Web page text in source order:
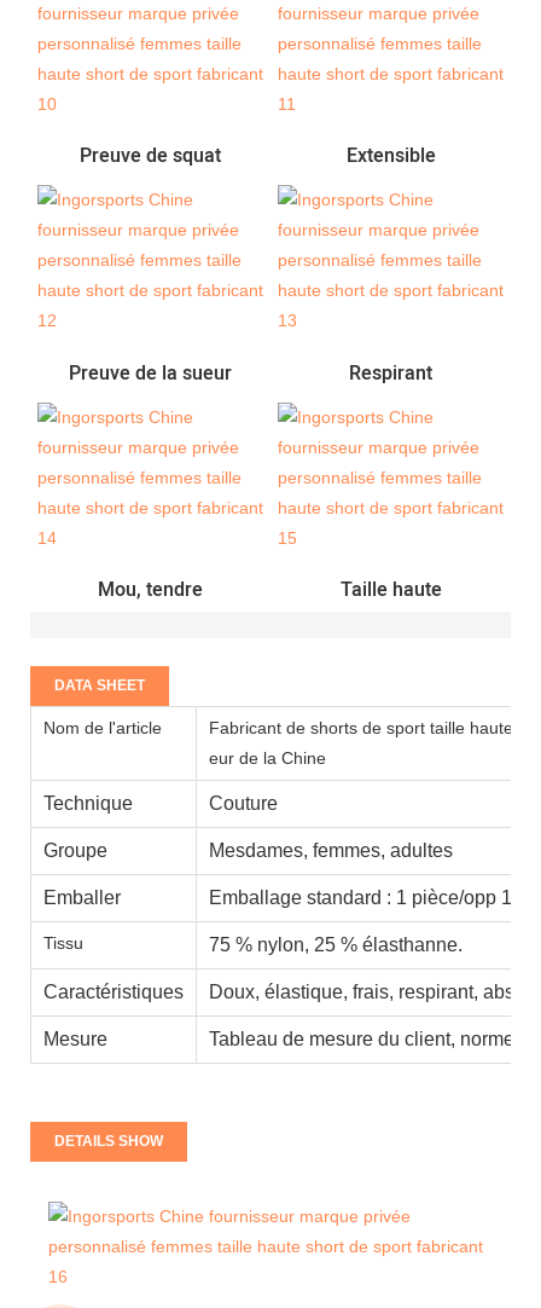
Preuve de squat Extensible
Preuve de la sueur Respirant
Mou, tendre Taille haute
DATA SHEET
Nom de l'article
Fabricant de shorts de sport taille haute
eur de la Chine
Technique Couture
Groupe Mesdames, femmes, adultes
Emballer Emballage standard : 1 pièce/opp 100
Tissu 75 % nylon, 25 % élasthanne.
Caractéristiques Doux, élastique, frais, respirant,
Mesure Tableau de mesure du client, normes
DETAILS SHOW